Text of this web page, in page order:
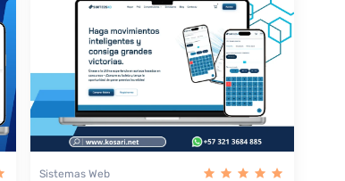
Sistemas Web